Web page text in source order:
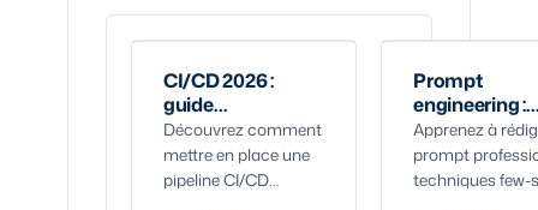
Tech·6min
CI/CD 2026 :
guide
d'industrialisation
pour PME et
scale-up
Découvrez comment
mettre en place une
pipeline CI/CD
Tech
Prompt
engineering :
techniques
des LLM
production
Apprenez à
prompt
techniques few-